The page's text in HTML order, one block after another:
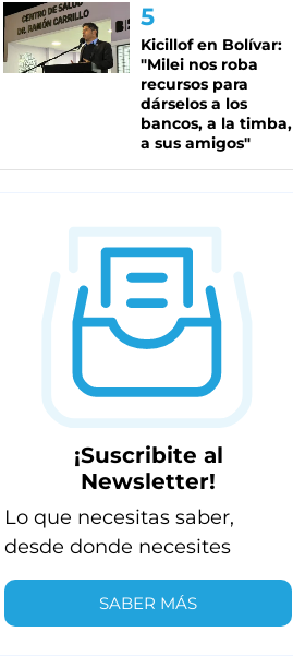
Kicillof en Bolívar:
"Milei nos roba
recursos para
dárselos a los
bancos, a la timba,
a sus amigos"
¡Suscribite al
Newsletter!
Lo que necesitas saber,
desde donde necesites
SABER MÁS